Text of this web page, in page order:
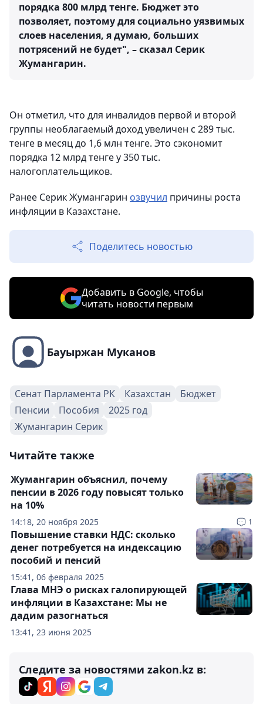
порядка 800 млрд тенге. Бюджет это
позволяет, поэтому для социально уязвимых
слоев населения, я думаю, больших
потрясений не будет", – сказал Серик
Жумангарин.
Он отметил, что для инвалидов первой и второй
группы необлагаемый доход увеличен с 289 тыс.
тенге в месяц до 1,6 млн тенге. Это сэкономит
порядка 12 млрд тенге у 350 тыс.
налогоплательщиков.
Ранее Серик Жумангарин озвучил причины роста
инфляции в Казахстане.
Поделитесь новостью
Добавить в Google, чтобы
читать новости первым
Бауыржан Муканов
Сенат Парламента РК Казахстан
Бюджет
Пенсии
Пособия
2025 год
Жумангарин Серик
Читайте также
14:18, 20 ноября 2025 1
Жумангарин объяснил, почему
пенсии в 2026 году повысят только
на 10%
15:41, 06 февраля 2025
Повышение ставки НДС: сколько
денег потребуется на индексацию
пособий и пенсий
13:41, 23 июня 2025
Глава МНЭ о рисках галопирующей
инфляции в Казахстане: Мы не
дадим разогнаться
Следите за новостями zakon.kz в: